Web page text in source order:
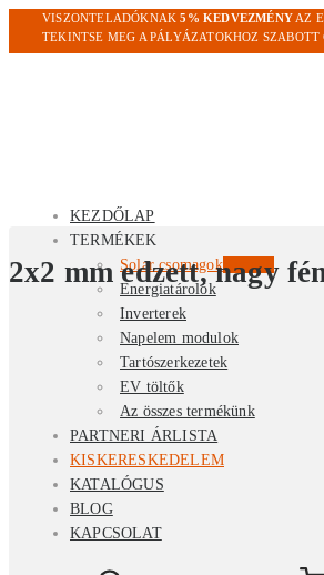
VISZONTELADÓKNAK5% KEDVEZMÉNY AZ
TEKINTSE MEG A PÁLYÁZATOKHOZ
KEZDŐLAP
TERMÉKEK
Solar csomagokKiemelt
Energiatárolók
Inverterek
Napelem modulok
Tartószerkezetek
EV töltők
Az összes termékünk
PARTNERI ÁRLISTA
KISKERESKEDELEM
KATALÓGUS
BLOG
KAPCSOLAT
2x2 mm edzett, nagy